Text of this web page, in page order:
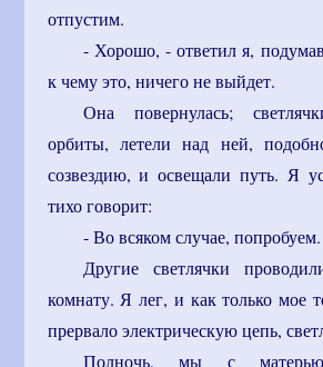
отпустим.
- Хорошо, - ответил я,
к чему это, ничего не выйдет.
Она повернулась;
орбиты, летели над ней,
созвездию, и освещали путь. Я
тихо говорит:
- Во всяком случае, попробуем.
Другие светлячки
комнату. Я лег, и как только мое
прервало электрическую цепь,
Полночь, мы с матерью,